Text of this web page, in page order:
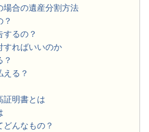
場合の遺産分割方法
？
するの？
すればいいのか
？
える？
証明書とは
んなもの？